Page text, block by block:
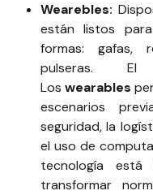
Wearebles:
están listos
formas: gafas,
pulseras.
Loswearables
escenarios
seguridad, la
el uso de
tecnología
transformar